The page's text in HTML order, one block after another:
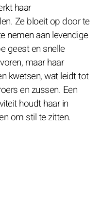
haar
Ze bloeit op door te
nemen aan levendige
geest en snelle
maar haar
kwetsen, wat leidt tot
en zussen. Een
houdt haar in
om stil te zitten.